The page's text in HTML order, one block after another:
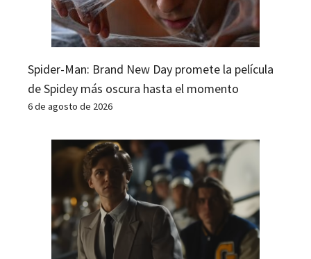
Spider-Man: Brand New Day promete la película
de Spidey más oscura hasta el momento
6 de agosto de 2026